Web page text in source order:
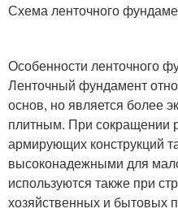
Схема ленточного
Особенности ленточного
Ленточный фундамент
основ, но является более
плитным. При сокращении
армирующих конструкций
высоконадежными для
используются также при
хозяйственных и бытовых